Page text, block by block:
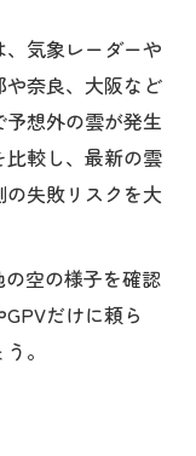
気象レーダーや
奈良、大阪など
想外の雲が発生
較し、最新の雲
失敗リスクを大
空の様子を確認
だけに頼ら
。